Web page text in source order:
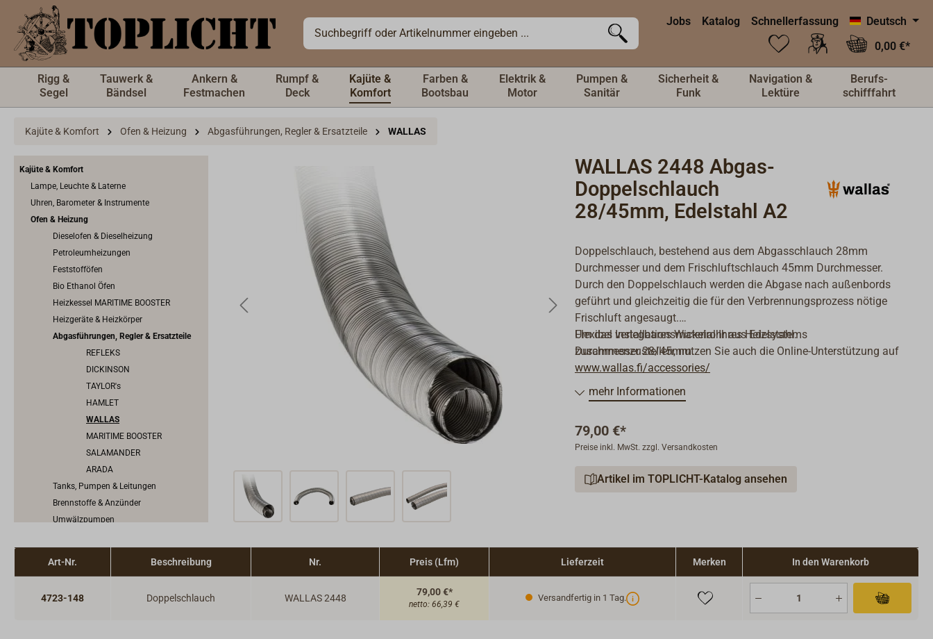
springen Jobs Katalog Schnellerfassung
Deutsch
0,00 €*
Rigg &
Segel
Tauwerk &
Bändsel
Ankern &
Festmachen
Rumpf &
Deck
Kajüte &
Komfort
Farben &
Bootsbau
Elektrik &
Motor
Pumpen &
Sanitär
Sicherheit &
Funk
Navigation &
Lektüre
Berufs-
schifffahrt
Kajüte & Komfort Ofen & Heizung Abgasführungen, Regler & Ersatzteile WALLAS
Kajüte & Komfort
Lampe, Leuchte & Laterne
Uhren, Barometer & Instrumente
Ofen & Heizung
Dieselofen & Dieselheizung
Petroleumheizungen
Feststofföfen
Bio Ethanol Öfen
Heizkessel MARITIME BOOSTER
Heizgeräte & Heizkörper
Abgasführungen, Regler & Ersatzteile
REFLEKS
DICKINSON
TAYLOR's
HAMLET
WALLAS
MARITIME BOOSTER
SALAMANDER
ARADA
Tanks, Pumpen & Leitungen
Brennstoffe & Anzünder
Umwälzpumpen
Scharniere & Lukenbänder
WALLAS 2448 Abgas-
Doppelschlauch
28/45mm, Edelstahl A2
Doppelschlauch, bestehend aus dem Abgasschlauch 28mm
Durchmesser und dem Frischluftschlauch 45mm Durchmesser.
Durch den Doppelschlauch werden die Abgase nach außenbords
geführt und gleichzeitig die für den Verbrennungsprozess nötige
Frischluft angesaugt.
Flexibel verlegbares Wickelrohr aus Edelstahl.
Durchmesser 28/45mm.
Um das Installationsmaterial Ihres Heizsystems
zusammenzustellen, nutzen Sie auch die Online-Unterstützung auf
www.wallas.fi/accessories/
mehr Informationen
79,00 €*
Preise inkl. MwSt. zzgl. Versandkosten
Artikel im TOPLICHT-Katalog ansehen
Art-Nr. Beschreibung Nr. Preis (Lfm) Lieferzeit Merken In den Warenkorb
4723-148 Doppelschlauch WALLAS 2448
79,00 €*
netto: 66,39 €
Versandfertig in 1 Tag.